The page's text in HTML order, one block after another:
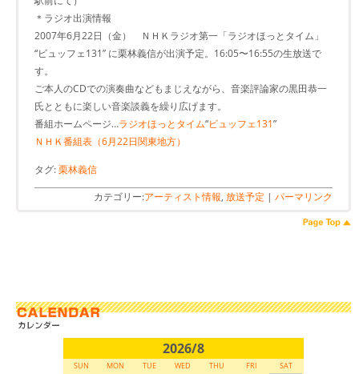
＊ラジオ出演情報
2007年6月22日（金） ＮＨＫラジオ第一「ラジオほっとタイム」
“ビュッフェ131” に栗林義信が出演予定。16:05〜16:55の生放送で
す。
ご本人のCDでの演奏曲などもまじえながら、音楽評論家の黒田恭一
氏とともに楽しい音楽談義を繰り広げます。
番組ホームページ…ラジオほっとタイム“ビュッフェ131”
ＮＨＫ番組表（6月22日関東地方）
タグ:栗林義信
カテゴリー:アーティスト情報, 放送予定 | パーマリンク
2026/8
SUN MON TUE WED THU FRI SAT